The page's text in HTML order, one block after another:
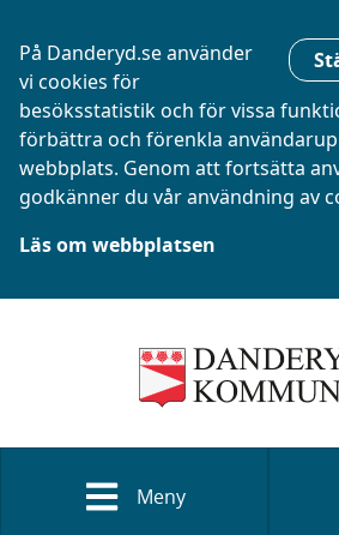
På Danderyd.se använder
vi cookies för
besöksstatistik och för vissa
förbättra och förenkla
webbplats. Genom att fortsätta
godkänner du vår användning av
Läs om webbplatsen
Meny